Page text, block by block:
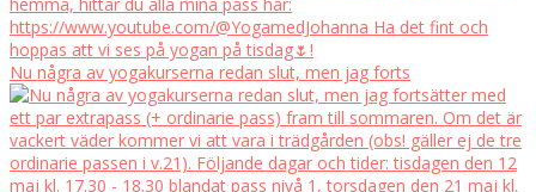
Nu några av yogakurserna redan slut, men jag forts